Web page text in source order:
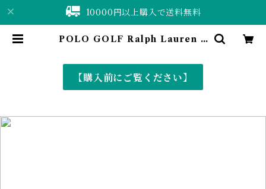
10000円以上購入で送料無料
POLO GOLF Ralph Lauren L
shop〈古着&vintage〉
【購入前にご覧ください】